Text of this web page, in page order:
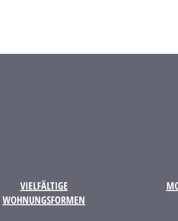
VIELFÄLTIGE
WOHNUNGSFORMEN